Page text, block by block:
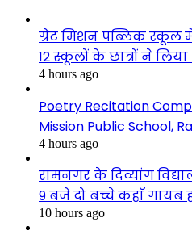
ग्रेट मिशन पब्लिक स्कूल में
12 स्कूलों के छात्रों ने
4 hours ago
Poetry Recitation
Mission Public School,
4 hours ago
रामनगर के दिव्यांग
9 बजे दो बच्चे कहाँ गायब
10 hours ago